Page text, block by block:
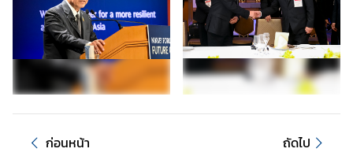
ล
ค
า
ม
ก่อนหน้า ถัดไป